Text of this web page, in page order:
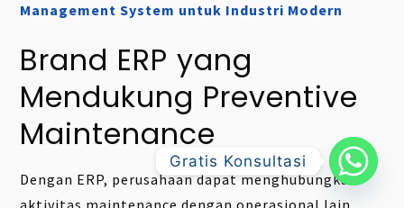
Management System untuk Industri Modern
Brand ERP yang
Mendukung Preventive
Maintenance
Dengan ERP, perusahaan dapat menghubungkan
Gratis Konsultasi